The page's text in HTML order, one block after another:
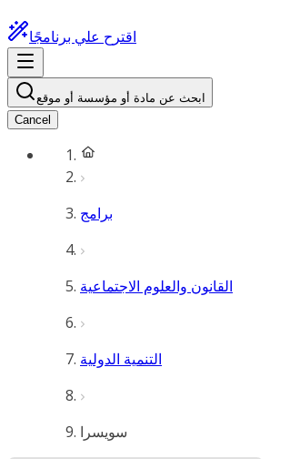
اقترح علي برنامجًا
ابحث عن مادة أو مؤسسة أو موقع
Cancel
برامج
القانون والعلوم الاجتماعية
التنمية الدولية
سويسرا